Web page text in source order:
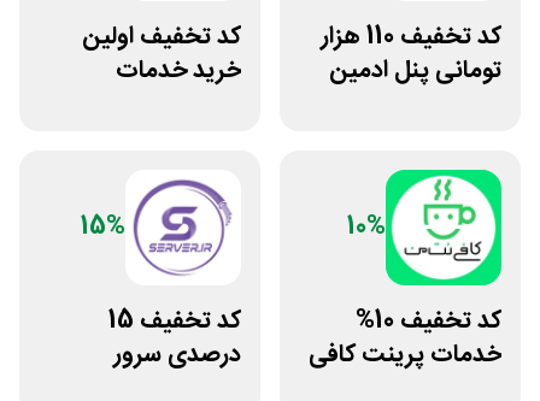
کد تخفیف 110 هزار
تومانی پنل ادمین
کد تخفیف اولین
خرید خدمات
10%
کد تخفیف 10%
خدمات پرینت کافی
15%
کد تخفیف 15
درصدی سرور